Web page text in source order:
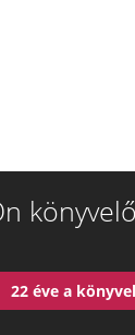
22 éve a